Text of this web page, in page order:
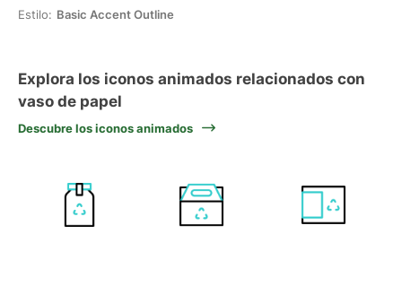
Estilo: Basic Accent Outline
Explora los iconos animados relacionados con
vaso de papel
Descubre los iconos animados